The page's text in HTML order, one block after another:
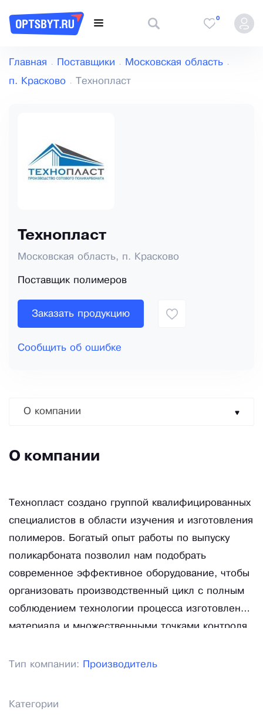
0
Главная Поставщики Московская область
п. Красково Технопласт
Технопласт
Московская область, п. Красково
Поставщик полимеров
Заказать продукцию
Сообщить об ошибке
О компании
О компании
Технопласт создано группой квалифицированных
специалистов в области изучения и изготовления
полимеров. Богатый опыт работы по выпуску
поликарбоната позволил нам подобрать
современное эффективное оборудование, чтобы
организовать производственный цикл с полным
соблюдением технологии процесса изготовления
материала и множественными точками контроля
Тип компании: Производитель
Категории